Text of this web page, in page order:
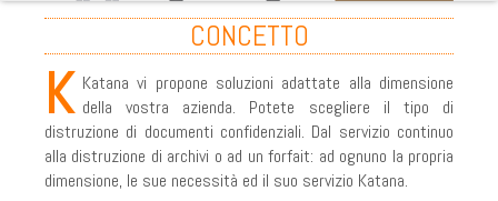
COPERTURA NAZIONALE
RICICLO CARTA E CERTIFICAZIONE
DOVE SIAMO - CONTACT
CONCETTO
K Katana vi propone soluzioni adattate alla dimensione
della vostra azienda. Potete scegliere il tipo di
distruzione di documenti confidenziali. Dal servizio continuo
alla distruzione di archivi o ad un forfait: ad ognuno la propria
dimensione, le sue necessità ed il suo servizio Katana.